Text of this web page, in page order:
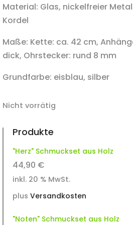
Material: Glas, nickelfreier
Kordel
Maße: Kette: ca. 42 cm,
dick, Ohrstecker: rund 8 mm
Grundfarbe: eisblau, silber
Nicht vorrätig
Produkte
"Herz" Schmuckset aus Holz
44,90 €
inkl. 20 % MwSt.
plus Versandkosten
"Noten" Schmuckset aus Holz